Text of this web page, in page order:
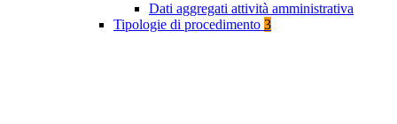
Dati aggregati attività amministrativa
Tipologie di procedimento 3